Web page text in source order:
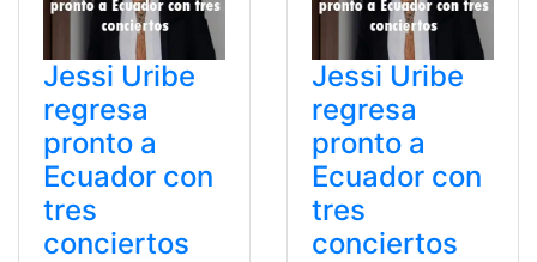
Jessi Uribe
regresa
pronto a
Ecuador con
tres
conciertos
Jessi Uribe
regresa
pronto a
Ecuador con
tres
conciertos